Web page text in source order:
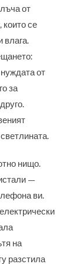
от
се
влага.
от
за
нищо.
—
ви.
на
разстила